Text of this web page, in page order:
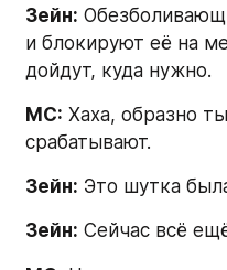
Зейн:
и блокируют её на
дойдут, куда нужно.
МС: Хаха, образно
срабатывают.
Зейн: Это шутка
Зейн: Сейчас всё